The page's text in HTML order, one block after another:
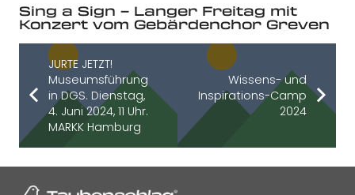
Sing a Sign – Langer Freitag mit
Konzert vom Gebärdenchor Greven
JURTE JETZT!
Museumsführung
in DGS. Dienstag,
4. Juni 2024, 11 Uhr.
MARKK Hamburg
Wissens- und
Inspirations-Camp
2024